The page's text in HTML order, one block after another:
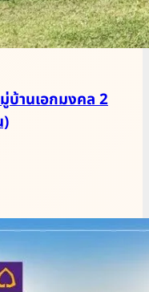
บ้านเอกมงคล 2